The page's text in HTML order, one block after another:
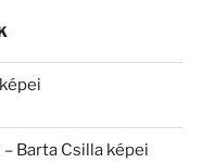
Barta Csilla képei